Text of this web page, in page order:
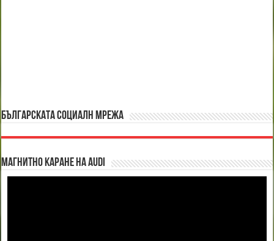
БЪЛГАРСКАТА СОЦИАЛН МРЕЖА
Магнитно каране на Audi